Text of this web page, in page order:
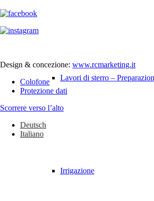
Lavori di sterro –
Irrigazione
Design & concezione: www.rcmarketing.it
Colofone
Protezione dati
Scorrere verso l’alto
Deutsch
Italiano